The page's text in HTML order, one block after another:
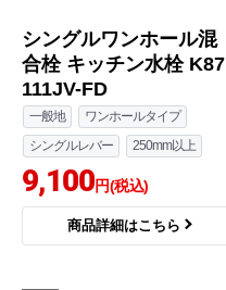
シングルワンホール混
合栓 キッチン水栓 K87
111JV-FD
一般地
ワンホールタイプ
シングルレバー
250mm以上
9,100円(税込)
商品詳細はこちら